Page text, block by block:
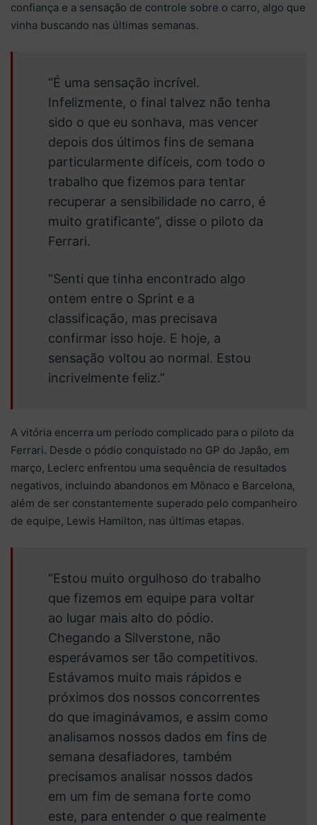
confiança e a sensação de controle sobre o carro, algo que
vinha buscando nas últimas semanas.
“É uma sensação incrível.
Infelizmente, o final talvez não tenha
sido o que eu sonhava, mas vencer
depois dos últimos fins de semana
particularmente difíceis, com todo o
trabalho que fizemos para tentar
recuperar a sensibilidade no carro, é
muito gratificante”, disse o piloto da
Ferrari.
“Senti que tinha encontrado algo
ontem entre o Sprint e a
classificação, mas precisava
confirmar isso hoje. E hoje, a
sensação voltou ao normal. Estou
incrivelmente feliz.”
A vitória encerra um período complicado para o piloto da
Ferrari. Desde o pódio conquistado no GP do Japão, em
março, Leclerc enfrentou uma sequência de resultados
negativos, incluindo abandonos em Mônaco e Barcelona,
além de ser constantemente superado pelo companheiro
de equipe, Lewis Hamilton, nas últimas etapas.
“Estou muito orgulhoso do trabalho
que fizemos em equipe para voltar
ao lugar mais alto do pódio.
Chegando a Silverstone, não
esperávamos ser tão competitivos.
Estávamos muito mais rápidos e
próximos dos nossos concorrentes
do que imaginávamos, e assim como
analisamos nossos dados em fins de
semana desafiadores, também
precisamos analisar nossos dados
em um fim de semana forte como
este, para entender o que realmente